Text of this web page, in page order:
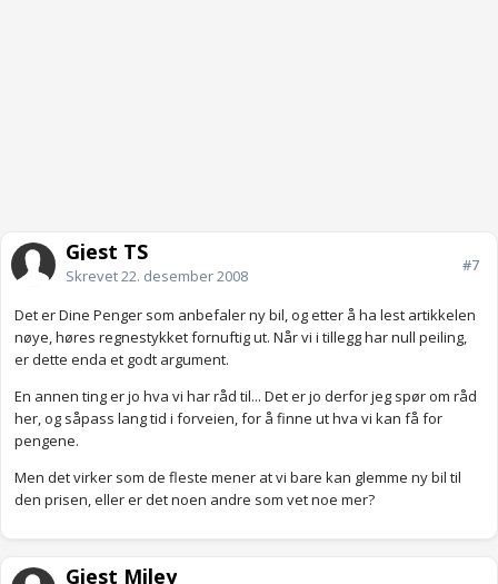
Gjest TS
Skrevet22. desember 2008
#7
Det er Dine Penger som anbefaler ny bil, og etter å ha lest artikkelen
nøye, høres regnestykket fornuftig ut. Når vi i tillegg har null peiling,
er dette enda et godt argument.
En annen ting er jo hva vi har råd til... Det er jo derfor jeg spør om råd
her, og såpass lang tid i forveien, for å finne ut hva vi kan få for
pengene.
Men det virker som de fleste mener at vi bare kan glemme ny bil til
den prisen, eller er det noen andre som vet noe mer?
Gjest Miley